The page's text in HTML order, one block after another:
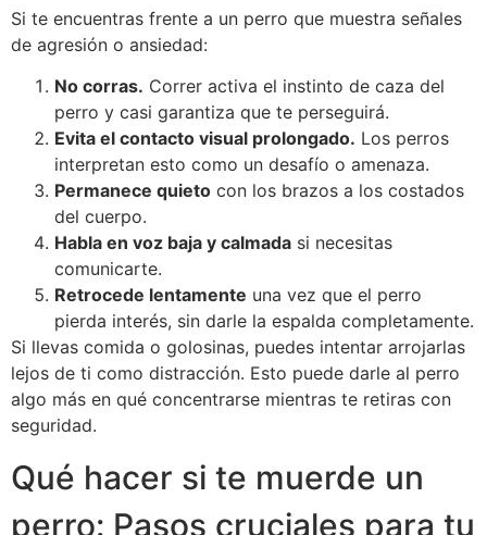
Si te encuentras frente a un perro que muestra señales
de agresión o ansiedad:
No corras. Correr activa el instinto de caza del
perro y casi garantiza que te perseguirá.
Evita el contacto visual prolongado. Los perros
interpretan esto como un desafío o amenaza.
Permanece quieto con los brazos a los costados
del cuerpo.
Habla en voz baja y calmada si necesitas
comunicarte.
Retrocede lentamente una vez que el perro
pierda interés, sin darle la espalda completamente.
Si llevas comida o golosinas, puedes intentar arrojarlas
lejos de ti como distracción. Esto puede darle al perro
algo más en qué concentrarse mientras te retiras con
seguridad.
Qué hacer si te muerde un
perro: Pasos cruciales para tu